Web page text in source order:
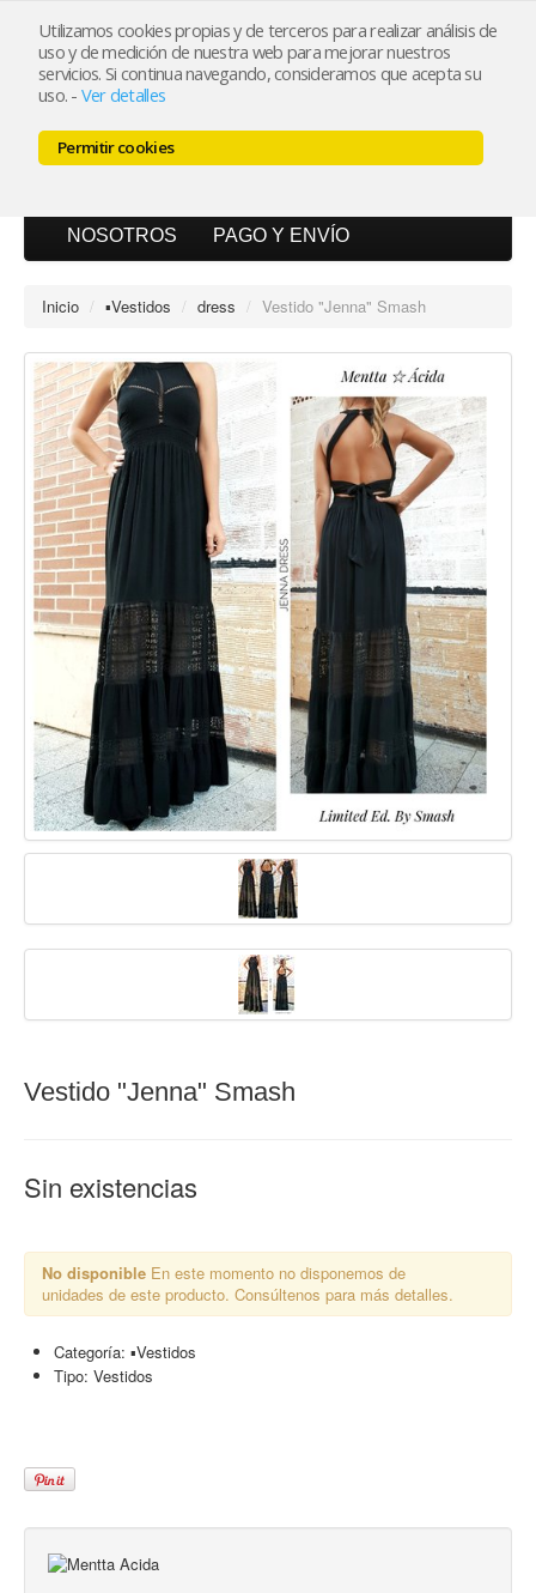
Utilizamos cookies propias y de terceros para realizar análisis de
uso y de medición de nuestra web para mejorar nuestros
servicios. Si continua navegando, consideramos que acepta su
uso. - Ver detalles
Permitir cookies
Mi cuenta
NOSOTROS PAGO Y ENVÍO
Inicio / ▪︎Vestidos / dress / Vestido "Jenna" Smash
Vestido "Jenna" Smash
Sin existencias
No disponible En este momento no disponemos de
unidades de este producto. Consúltenos para más detalles.
Categoría: ▪︎Vestidos
Tipo: Vestidos